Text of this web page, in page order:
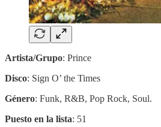
Artista/Grupo: Prince
Disco: Sign O’ the Times
Género: Funk, R&B, Pop Rock, Soul.
Puesto en la lista: 51